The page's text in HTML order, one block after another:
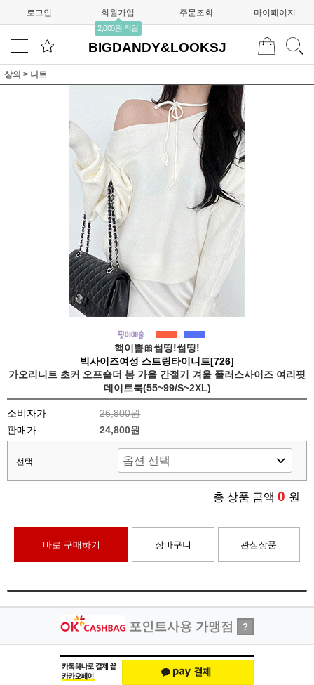
로그인 회원가입
2,000원 적립
주문조회 마이페이지
BIGDANDY&LOOKSJ
상의 > 니트
핵이쁨🎀썸띵!썸띵!
빅사이즈여성 스트링타이니트[726]
가오리니트 초커 오프숄더 봄 가을 간절기 겨울 플러스사이즈 여리핏
데이트룩(55~99/S~2XL)
소비자가
26,800원
판매가
24,800원
선택
총 상품 금액 0 원
바로 구매하기 장바구니 관심상품
포인트사용 가맹점 ?